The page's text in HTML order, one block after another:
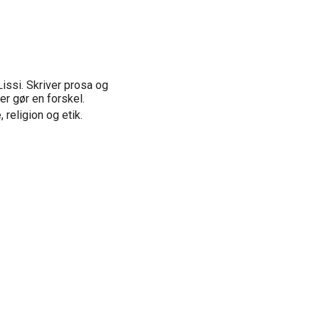
Skriver prosa og
gør en forskel.
religion og etik.